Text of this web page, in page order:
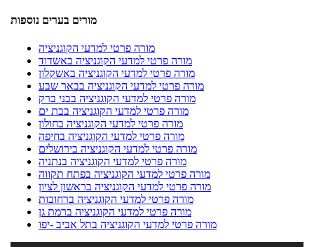
מורים בערים נוספות
מורה פרטי למדעי הקוגניציה
מורה פרטי למדעי הקוגניציה באשדוד
מורה פרטי למדעי הקוגניציה באשקלון
מורה פרטי למדעי הקוגניציה בבאר שבע
מורה פרטי למדעי הקוגניציה בבני ברק
מורה פרטי למדעי הקוגניציה בבת ים
מורה פרטי למדעי הקוגניציה בחולון
מורה פרטי למדעי הקוגניציה בחיפה
מורה פרטי למדעי הקוגניציה בירושלים
מורה פרטי למדעי הקוגניציה בנתניה
מורה פרטי למדעי הקוגניציה בפתח תקווה
מורה פרטי למדעי הקוגניציה בראשון לציון
מורה פרטי למדעי הקוגניציה ברחובות
מורה פרטי למדעי הקוגניציה ברמת גן
מורה פרטי למדעי הקוגניציה בתל אביב -יפו